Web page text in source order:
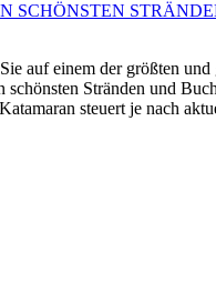
SCHÖNSTEN
auf einem der größten und
schönsten Stränden und
steuert je nach